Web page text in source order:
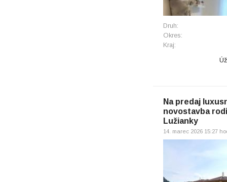
Druh:
Okres:
Kraj:
Na predaj
novostavba
Lužianky
14. marec 2026 15:27